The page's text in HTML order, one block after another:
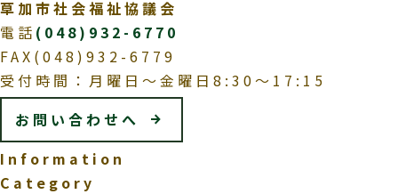
草加市社会福祉協議会
電話 (048)932-6770
FAX(048)932-6779
受付時間：月曜日～金曜日8:30～17:15
お問い合わせへ
Information
Category